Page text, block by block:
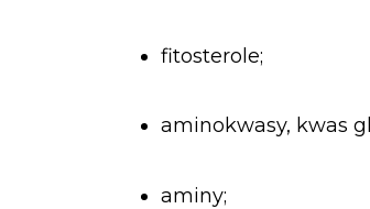
fitosterole;
aminokwasy, kwas
aminy;